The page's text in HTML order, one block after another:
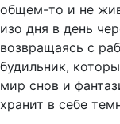
общем-то и не
изо дня в день
возвращаясь с
будильник,
мир снов и
хранит в себе